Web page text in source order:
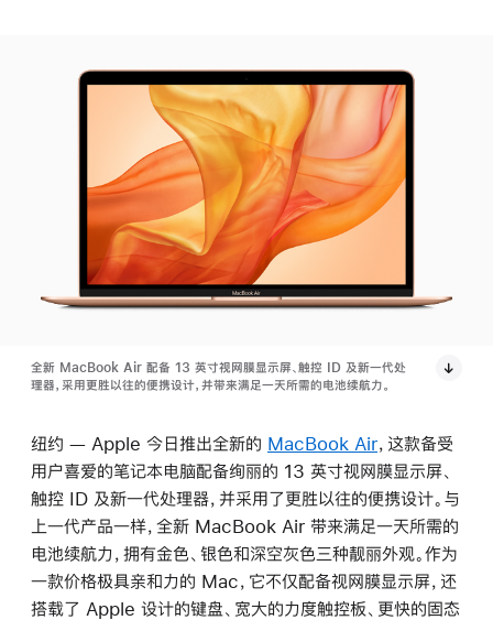
全新 MacBook Air 配备 13 英寸视网膜显示屏、触控 ID 及新一代处
理器，采用更胜以往的便携设计，并带来满足一天所需的电池续航力。
纽约 — Apple 今日推出全新的 MacBook Air，这款备受
用户喜爱的笔记本电脑配备绚丽的 13 英寸视网膜显示屏、
触控 ID 及新一代处理器，并采用了更胜以往的便携设计。与
上一代产品一样，全新 MacBook Air 带来满足一天所需的
电池续航力，拥有金色、银色和深空灰色三种靓丽外观。作为
一款价格极具亲和力的 Mac，它不仅配备视网膜显示屏，还
搭载了 Apple 设计的键盘、宽大的力度触控板、更快的固态